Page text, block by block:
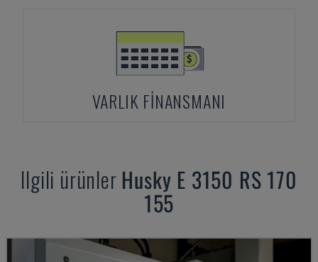
VARLIK FINANSMANI
Ilgili ürünler Husky E 3150 RS 170
155